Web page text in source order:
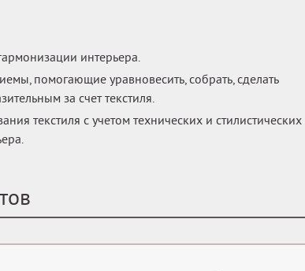
интерьера.
помогающие уравновесить, собрать, сделать
за счет текстиля.
текстиля с учетом технических и стилистических